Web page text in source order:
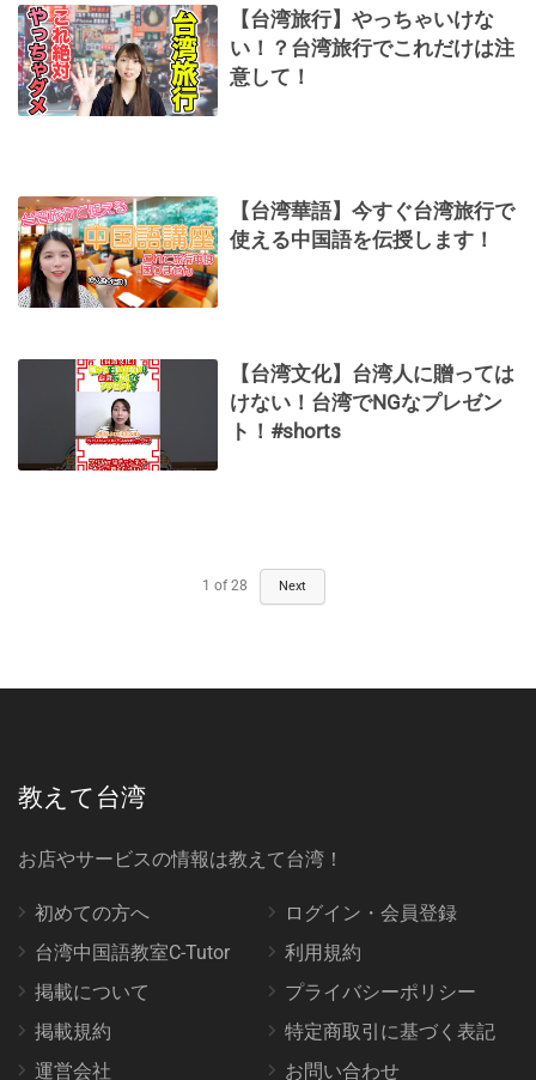
【台湾旅行】やっちゃいけな
い！？台湾旅行でこれだけは注
意して！
【台湾華語】今すぐ台湾旅行で
使える中国語を伝授します！
【台湾文化】台湾人に贈っては
けない！台湾でNGなプレゼン
ト！#shorts
1 of 28 Next
教えて台湾
お店やサービスの情報は教えて台湾！
初めての方へ
台湾中国語教室C-Tutor
掲載について
掲載規約
運営会社
ログイン・会員登録
利用規約
プライバシーポリシー
特定商取引に基づく表記
お問い合わせ